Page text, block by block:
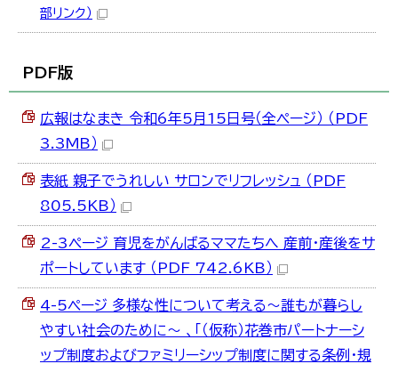
English部リンク）
PDF版
広報はなまき 令和6年5月15日号（全ページ） （PDF
3.3MB）
表紙 親子でうれしい サロンでリフレッシュ （PDF
805.5KB）
2-3ページ 育児をがんばるママたちへ 産前・産後をサ
ポートしています （PDF 742.6KB）
4-5ページ 多様な性について考える～誰もが暮らし
やすい社会のために～ 、「（仮称）花巻市パートナーシ
ップ制度およびファミリーシップ制度に関する条例・規